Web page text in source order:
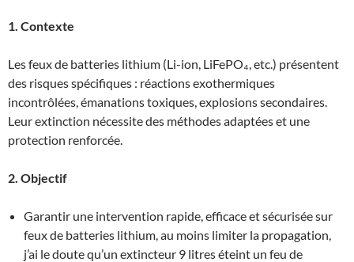
1. Contexte
Les feux de batteries lithium (Li-ion, LiFePO₄, etc.) présentent
des risques spécifiques : réactions exothermiques
incontrôlées, émanations toxiques, explosions secondaires.
Leur extinction nécessite des méthodes adaptées et une
protection renforcée.
2. Objectif
Garantir une intervention rapide, efficace et sécurisée sur
feux de batteries lithium, au moins limiter la propagation,
j’ai le doute qu’un extincteur 9 litres éteint un feu de